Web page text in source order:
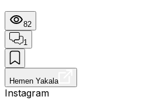
82
1
Hemen Yakala
Instagram